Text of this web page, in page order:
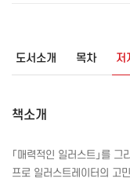
도서소개 목차 저
책소개
「매력적인 일러스트」를
프로 일러스트레이터의 고